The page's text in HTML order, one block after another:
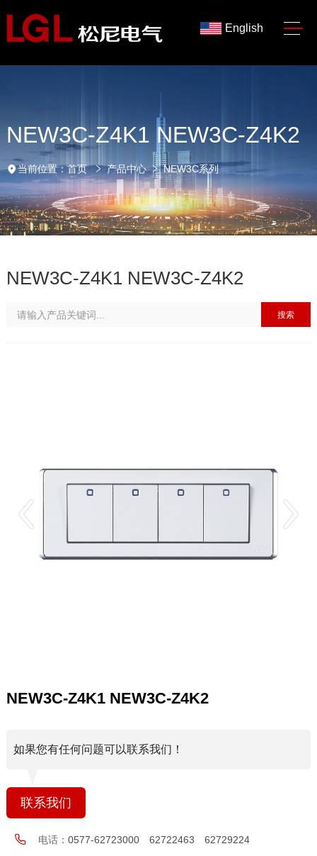
English
NEW3C-Z4K1 NEW3C-Z4K2
当前位置：首页 产品中心 NEW3C系列
NEW3C-Z4K1 NEW3C-Z4K2
搜索
NEW3C-Z4K1 NEW3C-Z4K2
如果您有任何问题可以联系我们！
联系我们
电话： 0577-62723000 62722463 62729224